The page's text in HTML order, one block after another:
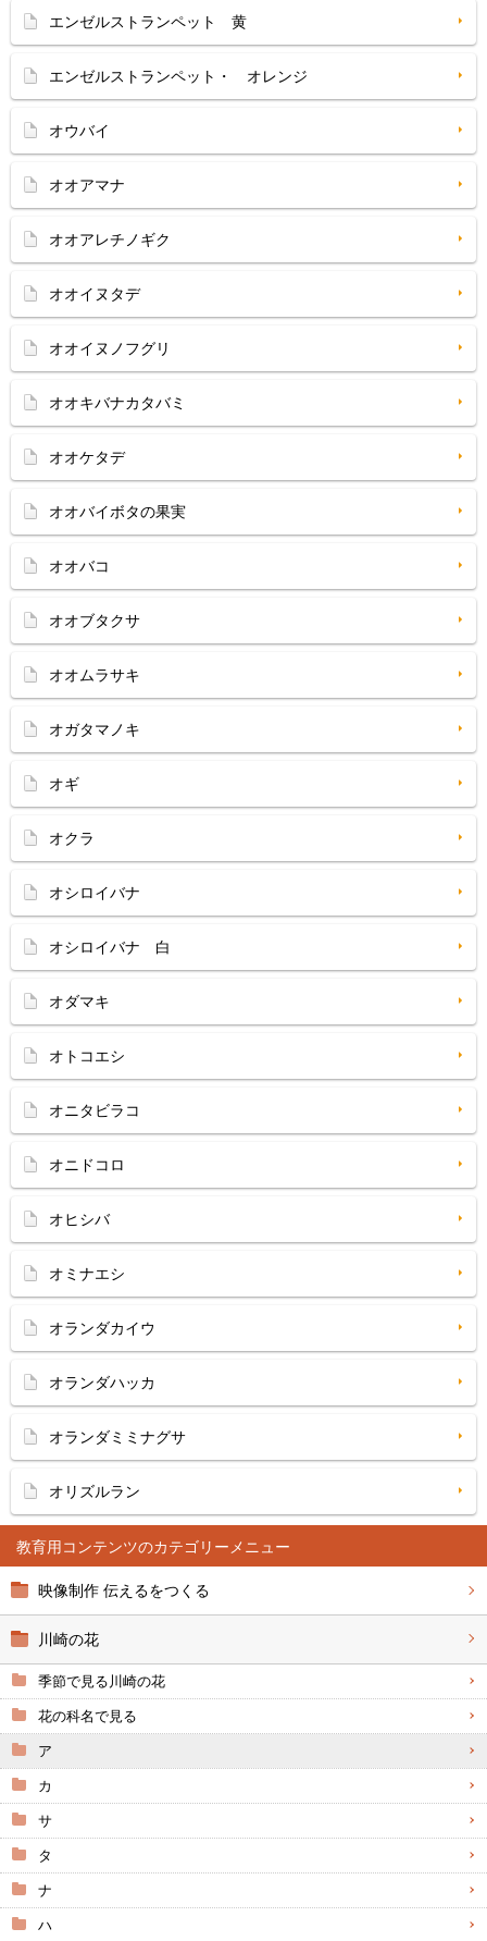
教育用コンテンツ
映像制作 伝えるをつくる
川崎の花
季節で見る川崎の花
花の科名で見る
ア
カ
サ
タ
ナ
ハ
エンゼルストランペット 黄
エンゼルストランペット・ オレンジ
オウバイ
オオアマナ
オオアレチノギク
オオイヌタデ
オオイヌノフグリ
オオキバナカタバミ
オオケタデ
オオバイボタの果実
オオバコ
オオブタクサ
オオムラサキ
オガタマノキ
オギ
オクラ
オシロイバナ
オシロイバナ 白
オダマキ
オトコエシ
オニタビラコ
オニドコロ
オヒシバ
オミナエシ
オランダカイウ
オランダハッカ
オランダミミナグサ
オリズルラン